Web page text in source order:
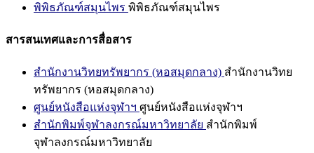
พิพิธภัณฑ์สมุนไพร พิพิธภัณฑ์สมุนไพร
สารสนเทศและการสื่อสาร
สำนักงานวิทยทรัพยากร (หอสมุดกลาง) สำนักงานวิทย
ทรัพยากร (หอสมุดกลาง)
ศูนย์หนังสือแห่งจุฬาฯ ศูนย์หนังสือแห่งจุฬาฯ
สำนักพิมพ์จุฬาลงกรณ์มหาวิทยาลัย สำนักพิมพ์
จุฬาลงกรณ์มหาวิทยาลัย